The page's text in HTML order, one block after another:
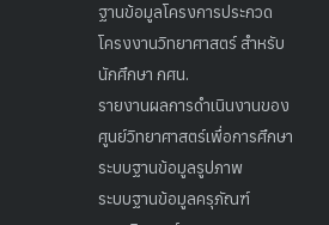
ฐานข้อมูลโครงการประกวด
โครงงานวิทยาศาสตร์ สำหรับ
นักศึกษา กศน.
รายงานผลการดำเนินงานของ
ศูนย์วิทยาศาสตร์เพื่อการศึกษา
ระบบฐานข้อมูลรูปภาพ
ระบบฐานข้อมูลครุภัณฑ์